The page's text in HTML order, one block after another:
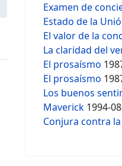
Examen de
Estado de la
El valor de la
La claridad del
El prosaísmo
El prosaísmo
Los buenos
Maverick 1994-
Conjura contra